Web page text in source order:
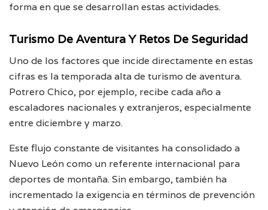
forma en que se desarrollan estas actividades.
Turismo De Aventura Y Retos De Seguridad
Uno de los factores que incide directamente en estas
cifras es la temporada alta de turismo de aventura.
Potrero Chico, por ejemplo, recibe cada año a
escaladores nacionales y extranjeros, especialmente
entre diciembre y marzo.
Este flujo constante de visitantes ha consolidado a
Nuevo León como un referente internacional para
deportes de montaña. Sin embargo, también ha
incrementado la exigencia en términos de prevención